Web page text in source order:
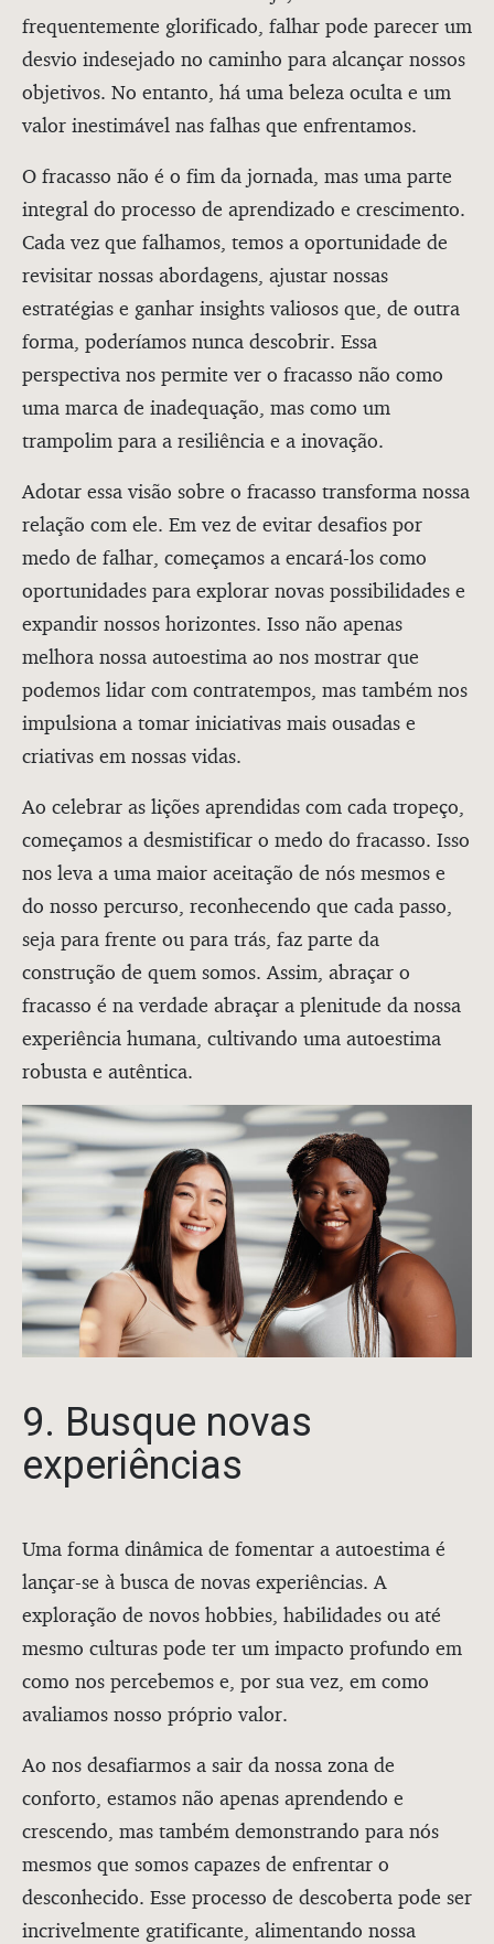
frequentemente glorificado, falhar pode parecer um
desvio indesejado no caminho para alcançar nossos
objetivos. No entanto, há uma beleza oculta e um
valor inestimável nas falhas que enfrentamos.
O fracasso não é o fim da jornada, mas uma parte
integral do processo de aprendizado e crescimento.
Cada vez que falhamos, temos a oportunidade de
revisitar nossas abordagens, ajustar nossas
estratégias e ganhar insights valiosos que, de outra
forma, poderíamos nunca descobrir. Essa
perspectiva nos permite ver o fracasso não como
uma marca de inadequação, mas como um
trampolim para a resiliência e a inovação.
Adotar essa visão sobre o fracasso transforma nossa
relação com ele. Em vez de evitar desafios por
medo de falhar, começamos a encará-los como
oportunidades para explorar novas possibilidades e
expandir nossos horizontes. Isso não apenas
melhora nossa autoestima ao nos mostrar que
podemos lidar com contratempos, mas também nos
impulsiona a tomar iniciativas mais ousadas e
criativas em nossas vidas.
Ao celebrar as lições aprendidas com cada tropeço,
começamos a desmistificar o medo do fracasso. Isso
nos leva a uma maior aceitação de nós mesmos e
do nosso percurso, reconhecendo que cada passo,
seja para frente ou para trás, faz parte da
construção de quem somos. Assim, abraçar o
fracasso é na verdade abraçar a plenitude da nossa
experiência humana, cultivando uma autoestima
robusta e autêntica.
9. Busque novas
experiências
Uma forma dinâmica de fomentar a autoestima é
lançar-se à busca de novas experiências. A
exploração de novos hobbies, habilidades ou até
mesmo culturas pode ter um impacto profundo em
como nos percebemos e, por sua vez, em como
avaliamos nosso próprio valor.
Ao nos desafiarmos a sair da nossa zona de
conforto, estamos não apenas aprendendo e
crescendo, mas também demonstrando para nós
mesmos que somos capazes de enfrentar o
desconhecido. Esse processo de descoberta pode ser
incrivelmente gratificante, alimentando nossa